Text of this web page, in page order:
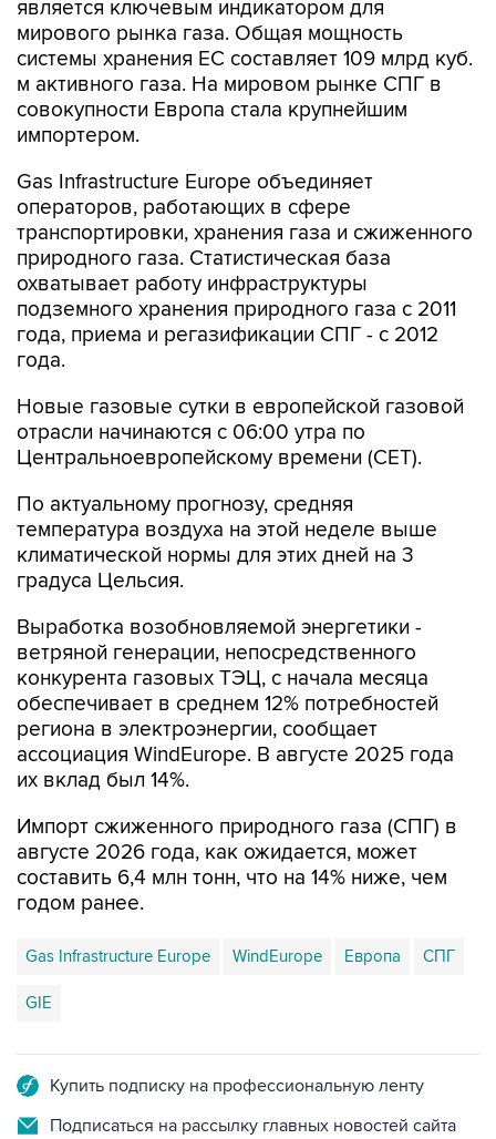
является ключевым индикатором для
мирового рынка газа. Общая мощность
системы хранения ЕС составляет 109 млрд куб.
м активного газа. На мировом рынке СПГ в
совокупности Европа стала крупнейшим
импортером.
Gas Infrastructure Europe объединяет
операторов, работающих в сфере
транспортировки, хранения газа и сжиженного
природного газа. Статистическая база
охватывает работу инфраструктуры
подземного хранения природного газа с 2011
года, приема и регазификации СПГ - с 2012
года.
Новые газовые сутки в европейской газовой
отрасли начинаются c 06:00 утра по
Центральноевропейскому времени (CET).
По актуальному прогнозу, средняя
температура воздуха на этой неделе выше
климатической нормы для этих дней на 3
градуса Цельсия.
Выработка возобновляемой энергетики -
ветряной генерации, непосредственного
конкурента газовых ТЭЦ, с начала месяца
обеспечивает в среднем 12% потребностей
региона в электроэнергии, сообщает
ассоциация WindEurope. В августе 2025 года
их вклад был 14%.
Импорт сжиженного природного газа (СПГ) в
августе 2026 года, как ожидается, может
составить 6,4 млн тонн, что на 14% ниже, чем
годом ранее.
Gas Infrastructure Europe WindEurope Европа СПГ
GIE
Купить подписку на профессиональную ленту
Подписаться на рассылку главных новостей сайта